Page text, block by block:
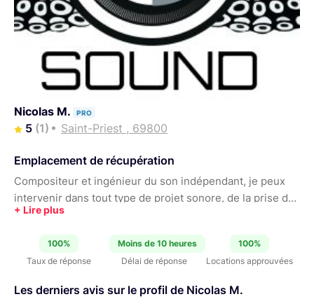
Nicolas M. PRO
5 (1) Saint-Priest , 69800
Emplacement de récupération
Compositeur et ingénieur du son indépendant, je peux
intervenir dans tout type de projet sonore, de la prise de
son au mixage, en passant par le mastering, le sound
la sonorisation d’événements dans différents domaines,
la location, ainsi que la vente et la réparation
d’équipements sono et audiovisuels.
100%
Taux de réponse
Moins de 10 heures
Délai de réponse
100%
Locations approuvées
Les derniers avis sur le profil de Nicolas M.